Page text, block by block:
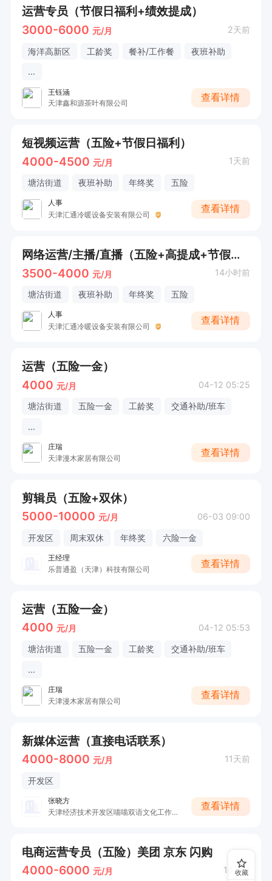
运营专员（节假日福利+绩效提成）
3000-6000 元/月 2天前
海洋高新区 工龄奖 餐补/工作餐
夜班补助
...
王钰涵
天津鑫和源茶叶有限公司
查看详情
短视频运营（五险+节假日福利）
4000-4500 元/月 1天前
塘沽街道 夜班补助 年终奖 五险
人事
天津汇通冷暖设备安装有限公司
查看详情
网络运营/主播/直播（五险+高提成+节假日福利）
3500-4000 元/月 14小时前
塘沽街道 夜班补助 年终奖 五险
人事
天津汇通冷暖设备安装有限公司
查看详情
运营（五险一金）
4000 元/月 04-12 05:25
塘沽街道 五险一金 工龄奖
交通补助/班车
...
庄瑞
天津漫木家居有限公司
查看详情
剪辑员（五险+双休）
5000-10000 元/月 06-03 09:00
开发区 周末双休 年终奖 六险一金
王经理
乐普通盈（天津）科技有限公司
查看详情
运营（五险一金）
4000 元/月 04-12 05:53
塘沽街道 五险一金 工龄奖
交通补助/班车
...
庄瑞
天津漫木家居有限公司
查看详情
新媒体运营（直接电话联系）
4000-8000 元/月 11天前
开发区
张晓方
天津经济技术开发区喵喵双语文化工作室（个体工商户）
查看详情
电商运营专员（五险）美团 京东 闪购
4000-6000 元/月 16天前
收藏